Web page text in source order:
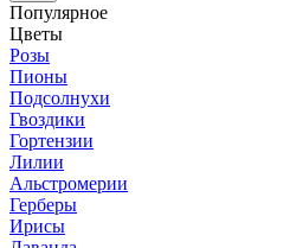
Популярное
Цветы
Розы
Пионы
Подсолнухи
Гвоздики
Гортензии
Лилии
Альстромерии
Герберы
Ирисы